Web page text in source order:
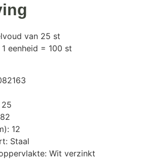
van 25 st
eenheid = 100 st
12
Staal
Wit verzinkt